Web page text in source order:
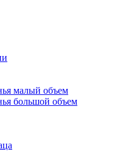
малый объем
большой объем